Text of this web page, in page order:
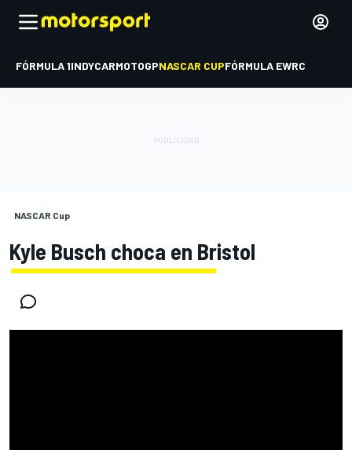
FÓRMULA 1INDYCARMOTOGPNASCAR CUPFÓRMULA EWRC
NASCAR Cup
Kyle Busch choca en Bristol